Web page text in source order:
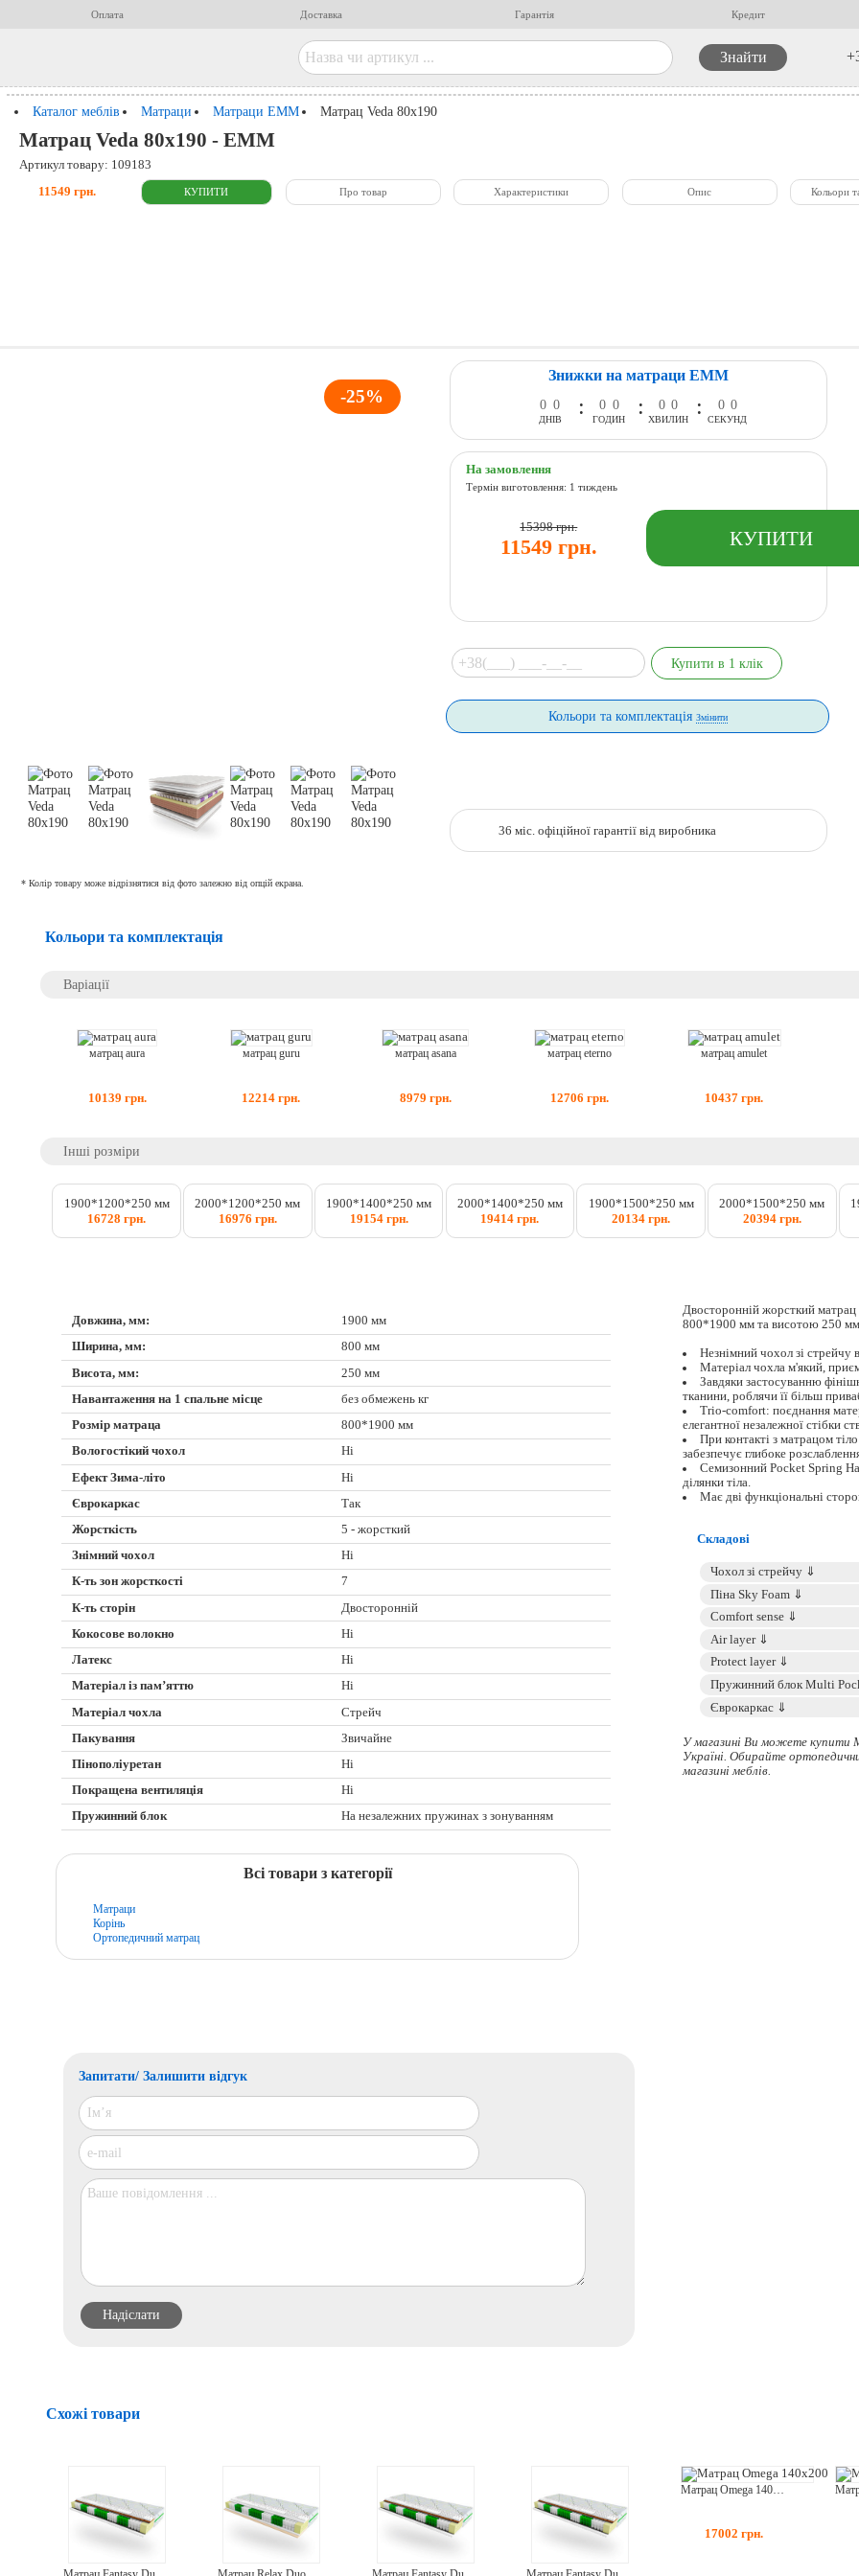
Оплата Доставка Гарантія Кредит
Каталог меблів Матраци Матраци ЕММ Матрац Veda 80x190
Матрац Veda 80x190 - ЕММ
Артикул товару: 109183
11549 грн. Про товар Характеристики Опис Кольори
-25%
* Колір товару може відрізнятися від фото залежно від опцій екрана.
Знижки на матраци ЕММ
0 0
ДНІВ
: 0 0
ГОДИН
: 0 0
ХВИЛИН
: 0 0
СЕКУНД
На замовлення
Термін виготовлення: 1 тиждень
15398 грн.
11549 грн.
Кольори та комплектація Змінити
36 міс. офіційної гарантії від виробника
Кольори та комплектація
Варіації
матрац aura
10139 грн.
матрац guru
12214 грн.
матрац asana
8979 грн.
матрац eterno
12706 грн.
матрац amulet
10437 грн.
Інші розміри
1900*1200*250 мм
16728 грн.
2000*1200*250 мм
16976 грн.
1900*1400*250 мм
19154 грн.
2000*1400*250 мм
19414 грн.
1900*1500*250 мм
20134 грн.
2000*1500*250 мм
20394 грн.
Довжина, мм:
1900 мм
Ширина, мм:
800 мм
Висота, мм:
250 мм
Навантаження на 1 спальне місце
без обмежень кг
Розмір матраца
800*1900 мм
Вологостікий чохол
Ні
Ефект Зима-літо
Ні
Єврокаркас
Так
Жорсткість
5 - жорсткий
Знімний чохол
Ні
К-ть зон жорсткості
7
К-ть сторін
Двосторонній
Кокосове волокно
Ні
Латекс
Ні
Матеріал із пам’яттю
Ні
Матеріал чохла
Стрейч
Пакування
Звичайне
Пінополіуретан
Ні
Покращена вентиляція
Ні
Пружинний блок
На незалежних пружинах з зонуванням
Всі товари з категорії
Матраци
Корінь
Ортопедичний матрац
Двосторонній жорсткий
800*1900 мм та висотою 250 мм.
Незнімний чохол зі стрейчу
Матеріал чохла м'який,
Завдяки застосуванню
тканини, роблячи її більш
Trio-comfort: поєднання
елегантної незалежної стібки
При контакті з матрацом
забезпечує глибоке
Семизонний Pocket Spring
ділянки тіла.
Має дві функціональні
Складові
У магазині Ви можете купити
Україні. Обирайте
магазині меблів.
Запитати/ Залишити відгук
Схожі товари
17002 грн.